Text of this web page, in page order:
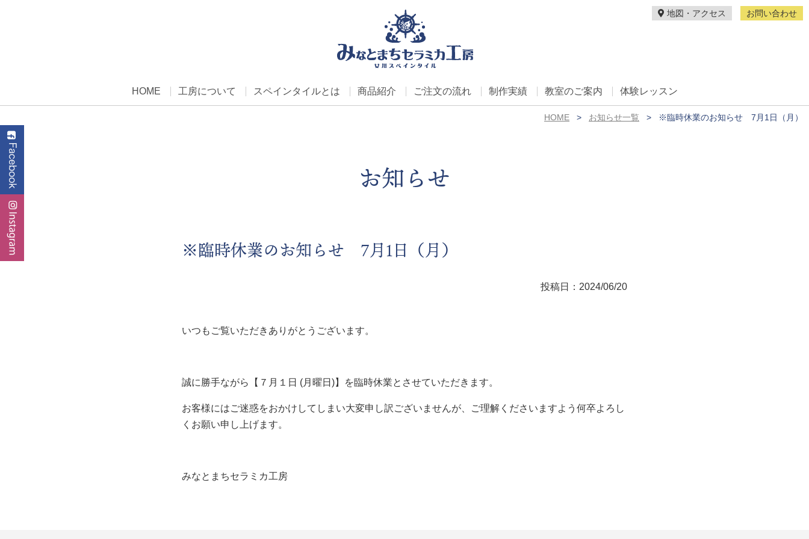
地図・アクセス お問い合わせ
HOME 工房について スペインタイルとは 商品紹介 ご注文の流れ 制作実績 教室のご案内 体験レッスン
HOME お知らせ一覧 ※臨時休業のお知らせ 7月1日（月）
お知らせ
※臨時休業のお知らせ 7月1日（月）
投稿日：2024/06/20
いつもご覧いただきありがとうございます。
誠に勝手ながら【７月１日 (月曜日)】を臨時休業とさせていただきます。
お客様にはご迷惑をおかけしてしまい大変申し訳ございませんが、ご理解くださいますよう何卒よろし
くお願い申し上げます。
みなとまちセラミカ工房